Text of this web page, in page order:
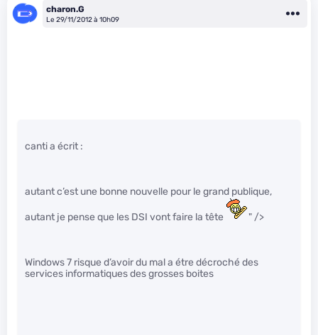
charon.G
Le 29/11/2012 à 10h09
canti a écrit :
autant c’est une bonne nouvelle pour le grand publique,
autant je pense que les DSI vont faire la tête " />
Windows 7 risque d’avoir du mal a étre décroché des
services informatiques des grosses boites